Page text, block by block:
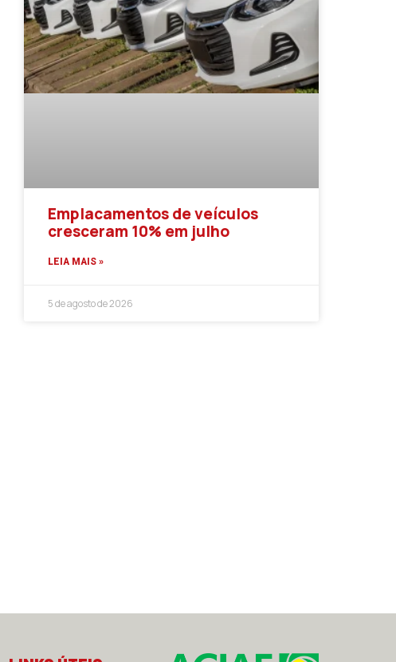
Emplacamentos de veículos
cresceram 10% em julho
LEIA MAIS »
5 de agosto de 2026